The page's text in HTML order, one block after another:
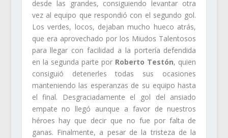
desde las grandes, consiguiendo levantar otra
vez al equipo que respondió con el segundo gol.
Los verdes, locos, dejaban mucho hueco atrás,
que era aprovechado por los Miudos Talentosos
para llegar con facilidad a la portería defendida
en la segunda parte por Roberto Testón, quien
consiguió detenerles todas sus ocasiones
manteniendo las esperanzas de su equipo hasta
el final. Desgraciadamente el gol del ansiado
empate no llegó aunque a favor de nuestros
héroes hay que decir que no fue por falta de
ganas. Finalmente, a pesar de la tristeza de la